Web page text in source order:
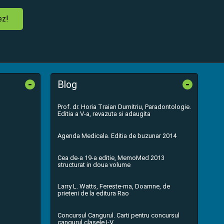
- Blog -
Prof. dr. Horia Traian Dumitriu, Paradontologie.
Editia a V-a, revazuta si adaugita
Agenda Medicala. Editia de buzunar 2014
Cea de-a 19-a editie, MemoMed 2013
structurat in doua volume
Larry L. Watts, Fereste-ma, Doamne, de
prieteni de la editura Rao
Concursul Cangurul. Carti pentru concursul
cangurul clasele I-V